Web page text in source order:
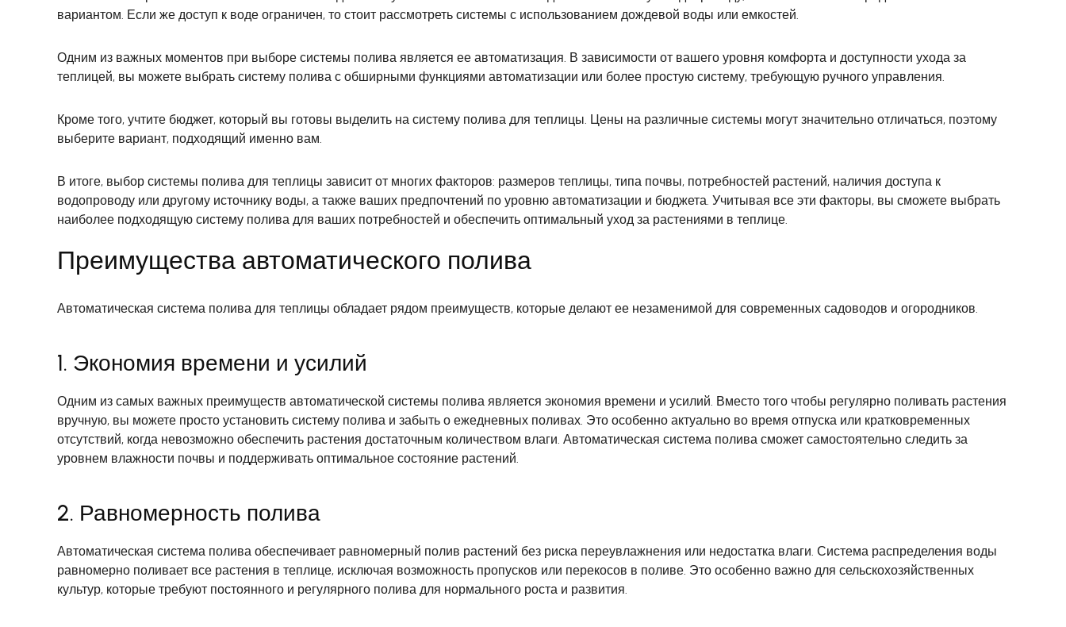
вариантом. Если же доступ к воде ограничен, то стоит рассмотреть системы с использованием дождевой воды или емкостей.
Одним из важных моментов при выборе системы полива является ее автоматизация. В зависимости от вашего уровня комфорта и доступности ухода за
теплицей, вы можете выбрать систему полива с обширными функциями автоматизации или более простую систему, требующую ручного управления.
Кроме того, учтите бюджет, который вы готовы выделить на систему полива для теплицы. Цены на различные системы могут значительно отличаться, поэтому
выберите вариант, подходящий именно вам.
В итоге, выбор системы полива для теплицы зависит от многих факторов: размеров теплицы, типа почвы, потребностей растений, наличия доступа к
водопроводу или другому источнику воды, а также ваших предпочтений по уровню автоматизации и бюджета. Учитывая все эти факторы, вы сможете выбрать
наиболее подходящую систему полива для ваших потребностей и обеспечить оптимальный уход за растениями в теплице.
Преимущества автоматического полива
Автоматическая система полива для теплицы обладает рядом преимуществ, которые делают ее незаменимой для современных садоводов и огородников.
1. Экономия времени и усилий
Одним из самых важных преимуществ автоматической системы полива является экономия времени и усилий. Вместо того чтобы регулярно поливать растения
вручную, вы можете просто установить систему полива и забыть о ежедневных поливах. Это особенно актуально во время отпуска или кратковременных
отсутствий, когда невозможно обеспечить растения достаточным количеством влаги. Автоматическая система полива сможет самостоятельно следить за
уровнем влажности почвы и поддерживать оптимальное состояние растений.
2. Равномерность полива
Автоматическая система полива обеспечивает равномерный полив растений без риска переувлажнения или недостатка влаги. Система распределения воды
равномерно поливает все растения в теплице, исключая возможность пропусков или перекосов в поливе. Это особенно важно для сельскохозяйственных
культур, которые требуют постоянного и регулярного полива для нормального роста и развития.